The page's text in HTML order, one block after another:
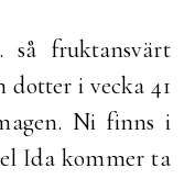
så fruktansvärt
i vecka 41
Ni finns i
Ida kommer ta